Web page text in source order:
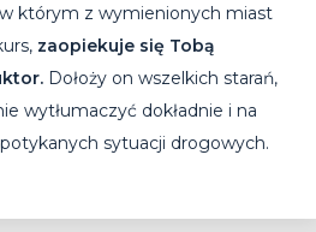
którym z wymienionych miast
zaopiekuje się Tobą
Dołoży on wszelkich starań,
wytłumaczyć dokładnie i na
sytuacji drogowych.